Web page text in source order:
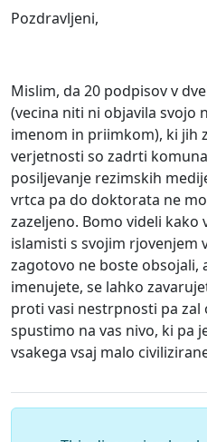
Pozdravljeni,
Mislim, da 20 podpisov v
(vecina niti ni objavila svojo
imenom in priimkom), ki jih
verjetnosti so zadrti
posiljevanje rezimskih
vrtca pa do doktorata ne
zazeljeno. Bomo videli kako
islamisti s svojim rjovenjem
zagotovo ne boste obsojali,
imenujete, se lahko
proti vasi nestrpnosti pa zal
spustimo na vas nivo, ki pa
vsakega vsaj malo